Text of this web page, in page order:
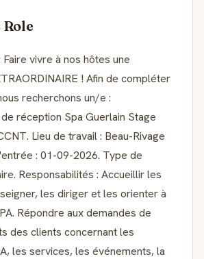
vivre à nos hôtes une
! Afin de compléter
recherchons un/e :
réception Spa Guerlain Stage
Lieu de travail : Beau-Rivage
: 01-09-2026. Type de
Responsabilités : Accueillir les
les diriger et les orienter à
Répondre aux demandes de
des clients concernant les
les services, les événements, la